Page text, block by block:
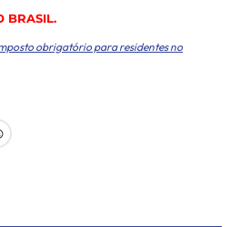
BRASIL.
obrigatório para residentes no